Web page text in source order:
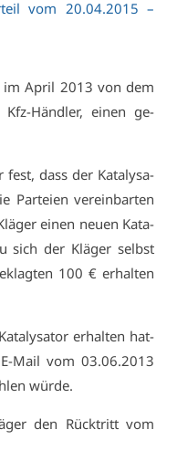
vom 20.04.2015 –
im April 2013 von dem
Kfz-Händ­ler, ei­nen ge­
fest, dass der Ka­ta­ly­sa­
Par­tei­en ver­ein­bar­ten
ei­nen neu­en Ka­ta­
sich der Klä­ger selbst
100 € er­hal­ten
er­hal­ten hat­
Mail vom 03.06.2013
wür­de.
den Rück­tritt vom